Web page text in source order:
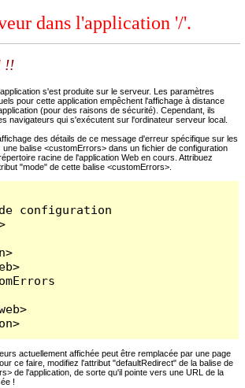
dans l'application '/'.
!!
s'est produite sur le serveur. Les paramètres
pour cette application empêchent l'affichage à distance
(pour des raisons de sécurité). Cependant, ils
navigateurs qui s'exécutent sur l'ordinateur serveur local.
des détails de ce message d'erreur spécifique sur les
balise <customErrors> dans un fichier de configuration
racine de l'application Web en cours. Attribuez
"mode" de cette balise <customErrors>.
configuration
actuellement affichée peut être remplacée par une page
ce faire, modifiez l'attribut "defaultRedirect" de la balise de
de l'application, de sorte qu'il pointe vers une URL de la
!